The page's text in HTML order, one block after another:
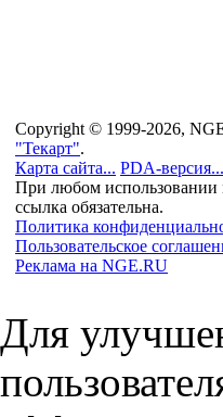
Copyright © 1999-2026,
"Текарт".
Карта сайта... PDA-версия...
При любом использовании
ссылка обязательна.
Политика
Пользовательское
Реклама на NGE.RU
Для